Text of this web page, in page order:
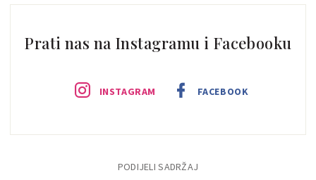
Prati nas na Instagramu i Facebooku
INSTAGRAM FACEBOOK
PODIJELI SADRŽAJ